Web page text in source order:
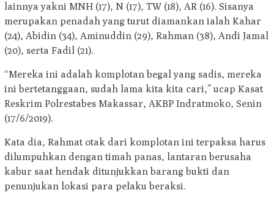
lainnya yakni MNH (17), N (17), TW (18), AR (16). Sisanya
merupakan penadah yang turut diamankan ialah Kahar
(24), Abidin (34), Aminuddin (29), Rahman (38), Andi Jamal
(20), serta Fadil (21).
“Mereka ini adalah komplotan begal yang sadis, mereka
ini bertetanggaan, sudah lama kita kita cari,” ucap Kasat
Reskrim Polrestabes Makassar, AKBP Indratmoko, Senin
(17/6/2019).
Kata dia, Rahmat otak dari komplotan ini terpaksa harus
dilumpuhkan dengan timah panas, lantaran berusaha
kabur saat hendak ditunjukkan barang bukti dan
penunjukan lokasi para pelaku beraksi.